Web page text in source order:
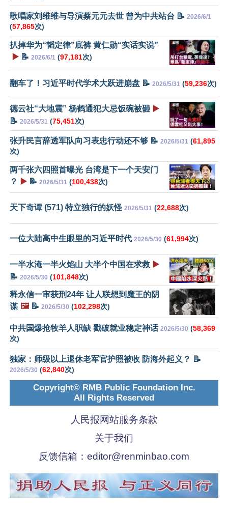
歌唱家刘维维与导演蔡元元去世 曾为中共站台 📝 2026/6/1
(57,865次)
扒掉华为“韬定律”底裤 黄仁勋“实话实说”
▶️ 📝 2026/6/1 (97,181次)
翻车了！习近平时代学术大跃进崩盘 📝 2026/5/31 (59,236次)
德云社“大地震” 杨鹤通犯大忌饭碗被砸 ▶️
📝 2026/5/31 (75,451次)
张升民言辞透军队向习表忠行动还不够 📝 2026/5/31 (61,895
次)
两千张六四照首曝光 台湾是下一个天安门
？
▶️ 📝 2026/5/31 (100,438次)
天下奇谭 (571) 特立独行的妖怪 2026/5/31 (22,688次)
一位大陆高中生眼里的习近平时代 2026/5/30 (61,994次)
一半水淹一半火焰山 大半个中国在求救 ▶️
📝 2026/5/30 (101,848次)
释永信一审获刑24年 让人联想到魔王的阴
谋 🖼️📝 2026/5/30 (102,298次)
中共国爆抢牧羊人职缺 戳破就业稳定神话 2026/5/30 (58,369
次)
独家：师级以上退休老军官护照被收 防海外起义？ 📝
2026/5/30 (62,840次)
Copyright© RMB Public Foundation Inc.
All Rights Reserved
人民报网站服务条款
关于我们
反馈信箱： editor@renminbao.com